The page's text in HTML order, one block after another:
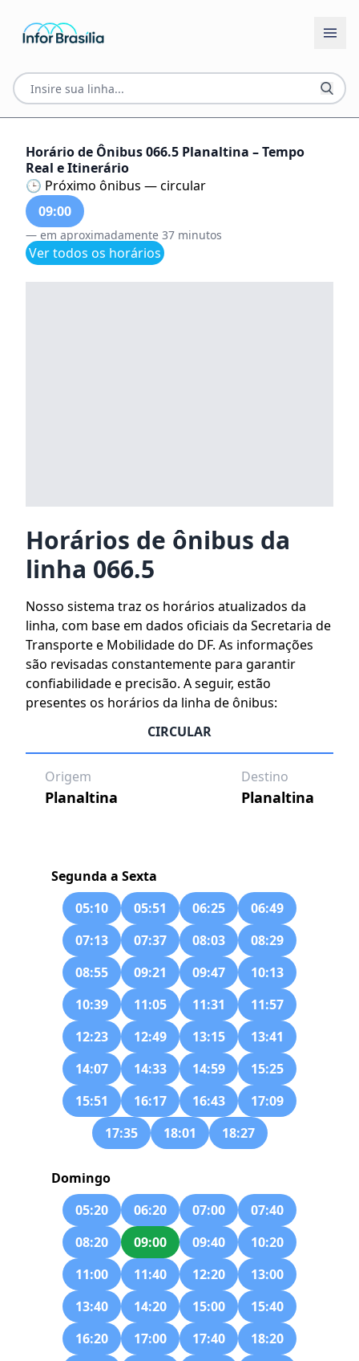
Horário de Ônibus 066.5 Planaltina – Tempo
Real e Itinerário
🕒 Próximo ônibus — circular
09:00
— em aproximadamente 37 minutos
Ver todos os horários
Horários de ônibus da
linha 066.5
Nosso sistema traz os horários atualizados da
linha, com base em dados oficiais da Secretaria de
Transporte e Mobilidade do DF. As informações
são revisadas constantemente para garantir
confiabilidade e precisão. A seguir, estão
presentes os horários da linha de ônibus:
CIRCULAR
Origem
Planaltina
Destino
Planaltina
Segunda a Sexta
05:10
05:51 06:25
06:49
07:13
07:37 08:03
08:29
08:55
09:21 09:47
10:13
10:39
11:05 11:31
11:57
12:23
12:49 13:15
13:41
14:07
14:33 14:59
15:25
15:51
16:17 16:43
17:09
17:35
18:01 18:27
Domingo
05:20
06:20 07:00
07:40
08:20
09:00 09:40
10:20
11:00
11:40 12:20
13:00
13:40
14:20 15:00
15:40
16:20
17:00 17:40
18:20